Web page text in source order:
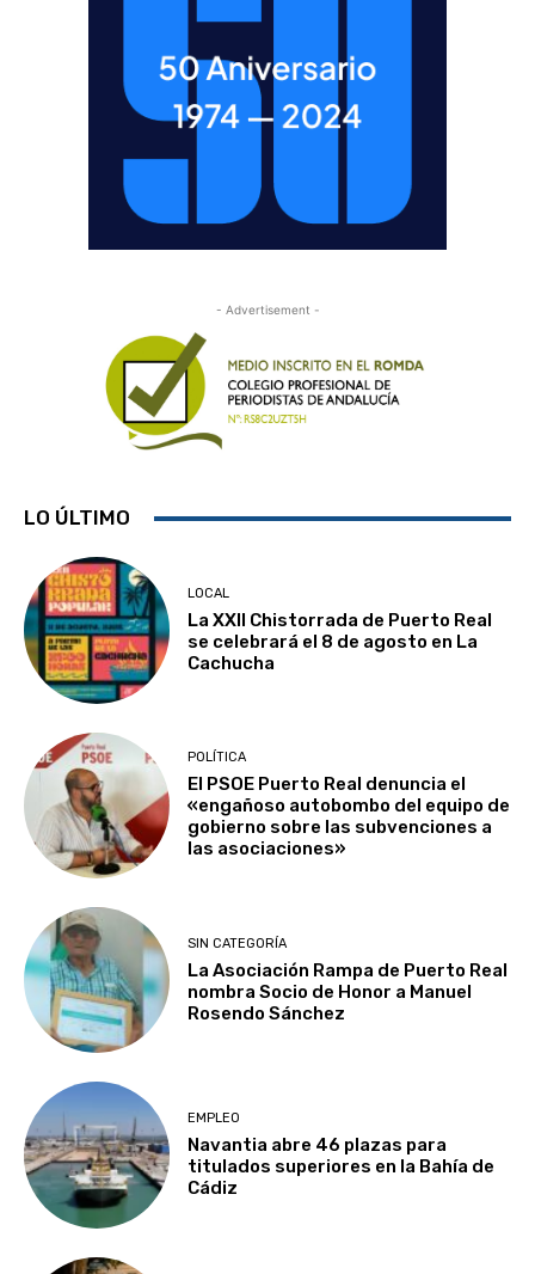
- Advertisement -
LO ÚLTIMO
LOCAL
La XXII Chistorrada de Puerto Real
se celebrará el 8 de agosto en La
Cachucha
POLÍTICA
El PSOE Puerto Real denuncia el
«engañoso autobombo del equipo de
gobierno sobre las subvenciones a
las asociaciones»
SIN CATEGORÍA
La Asociación Rampa de Puerto Real
nombra Socio de Honor a Manuel
Rosendo Sánchez
EMPLEO
Navantia abre 46 plazas para
titulados superiores en la Bahía de
Cádiz